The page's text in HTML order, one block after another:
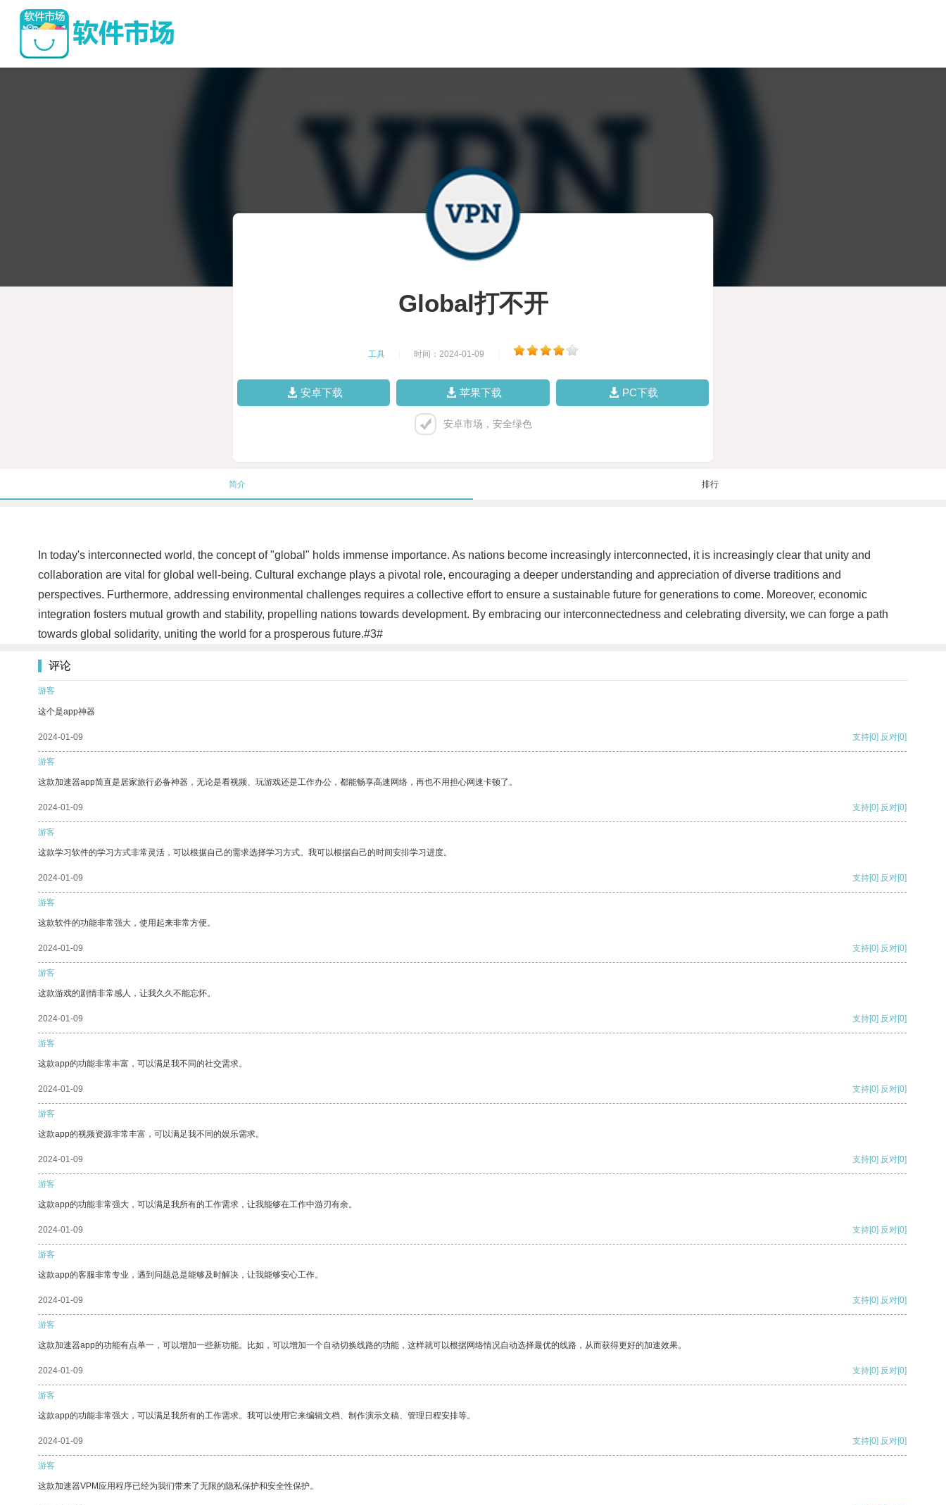
Global打不开
工具 时间：2024-01-09
安卓下载 苹果下载 PC下载
安卓市场，安全绿色
简介 排行
In today's interconnected world, the concept of "global" holds immense importance. As nations become increasingly interconnected, it is increasingly clear that unity and
collaboration are vital for global well-being. Cultural exchange plays a pivotal role, encouraging a deeper understanding and appreciation of diverse traditions and
perspectives. Furthermore, addressing environmental challenges requires a collective effort to ensure a sustainable future for generations to come. Moreover, economic
integration fosters mutual growth and stability, propelling nations towards development. By embracing our interconnectedness and celebrating diversity, we can forge a path
towards global solidarity, uniting the world for a prosperous future.#3#
评论
游客
这个是app神器
2024-01-09 支持[0] 反对[0]
游客
这款加速器app简直是居家旅行必备神器，无论是看视频、玩游戏还是工作办公，都能畅享高速网络，再也不用担心网速卡顿了。
2024-01-09 支持[0] 反对[0]
游客
这款学习软件的学习方式非常灵活，可以根据自己的需求选择学习方式。我可以根据自己的时间安排学习进度。
2024-01-09 支持[0] 反对[0]
游客
这款软件的功能非常强大，使用起来非常方便。
2024-01-09 支持[0] 反对[0]
游客
这款游戏的剧情非常感人，让我久久不能忘怀。
2024-01-09 支持[0] 反对[0]
游客
这款app的功能非常丰富，可以满足我不同的社交需求。
2024-01-09 支持[0] 反对[0]
游客
这款app的视频资源非常丰富，可以满足我不同的娱乐需求。
2024-01-09 支持[0] 反对[0]
游客
这款app的功能非常强大，可以满足我所有的工作需求，让我能够在工作中游刃有余。
2024-01-09 支持[0] 反对[0]
游客
这款app的客服非常专业，遇到问题总是能够及时解决，让我能够安心工作。
2024-01-09 支持[0] 反对[0]
游客
这款加速器app的功能有点单一，可以增加一些新功能。比如，可以增加一个自动切换线路的功能，这样就可以根据网络情况自动选择最优的线路，从而获得更好的加速效果。
2024-01-09 支持[0] 反对[0]
游客
这款app的功能非常强大，可以满足我所有的工作需求。我可以使用它来编辑文档、制作演示文稿、管理日程安排等。
2024-01-09 支持[0] 反对[0]
游客
这款加速器VPM应用程序已经为我们带来了无限的隐私保护和安全性保护。